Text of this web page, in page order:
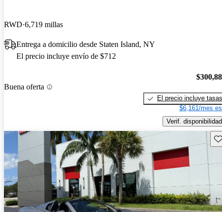
RWD 6,719 millas
Entrega a domicilio desde Staten Island, NY
El precio incluye envío de $712
Buena oferta
El precio incluye tasas
$6,161/mes
Verif. disponibilidad